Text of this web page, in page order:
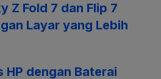
Z Fold 7 dan Flip 7
Layar yang Lebih
HP dengan Baterai